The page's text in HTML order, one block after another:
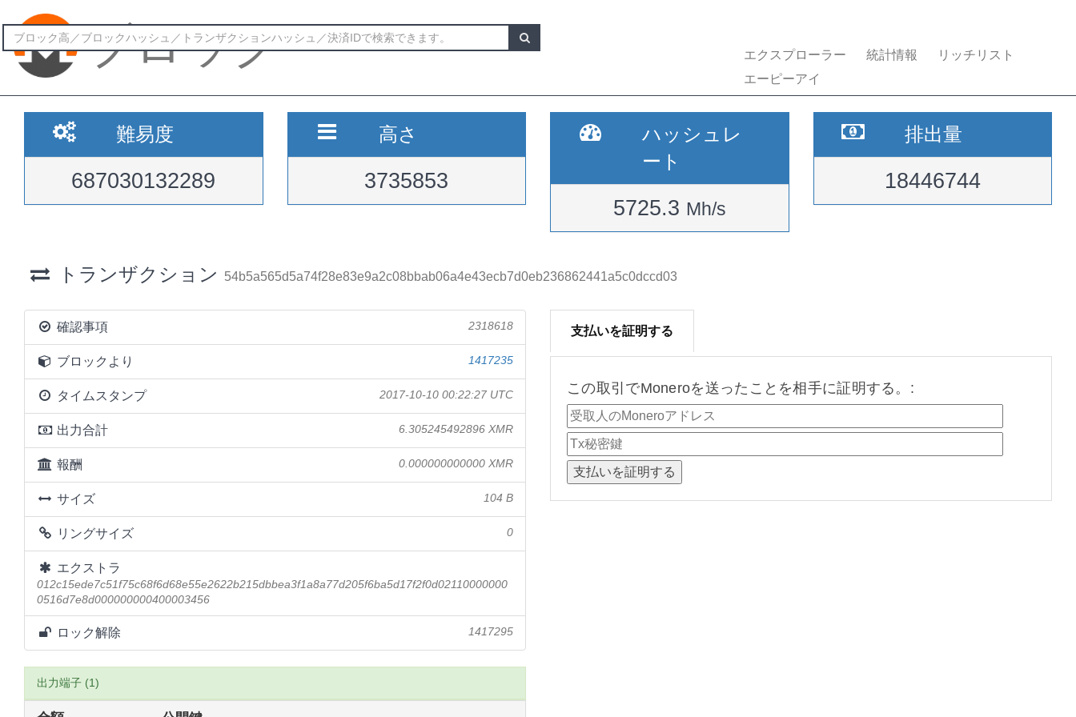
ブロック エクスプローラー 統計情報
リッチリスト
エーピーアイ
難易度
687030132289
高さ
3735853
ハッシュレ
ート
5725.3 Mh/s
排出量
18446744
トランザクション 54b5a565d5a74f28e83e9a2c08bbab06a4e43ecb7d0eb236862441a5c0dccd03
確認事項 2318618
ブロックより 1417235
タイムスタンプ 2017-10-10 00:22:27 UTC
出力合計 6.305245492896 XMR
報酬 0.000000000000 XMR
サイズ 104 B
リングサイズ 0
エクストラ
012c15ede7c51f75c68f6d68e55e2622b215dbbea3f1a8a77d205f6ba5d17f2f0d02110000000
0516d7e8d000000000400003456
ロック解除 1417295
支払いを証明する
この取引でMoneroを送ったことを相手に証明する。:
出力端子 (1)